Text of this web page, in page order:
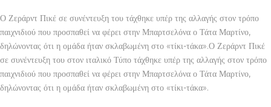
Ο Ζεράρντ Πικέ σε συνέντευξη του τάχθηκε υπέρ της αλλαγής στον τρόπο
παιχνιδιού που προσπαθεί να φέρει στην Μπαρτσελόνα ο Τάτα Μαρτίνο,
δηλώνοντας ότι η ομάδα ήταν σκλαβωμένη στο «τίκι-τάκα».Ο Ζεράρντ Πικέ
σε συνέντευξη του στον ιταλικό Τύπο τάχθηκε υπέρ της αλλαγής στον τρόπο
παιχνιδιού που προσπαθεί να φέρει στην Μπαρτσελόνα ο Τάτα Μαρτίνο,
δηλώνοντας ότι η ομάδα ήταν σκλαβωμένη στο «τίκι-τάκα».